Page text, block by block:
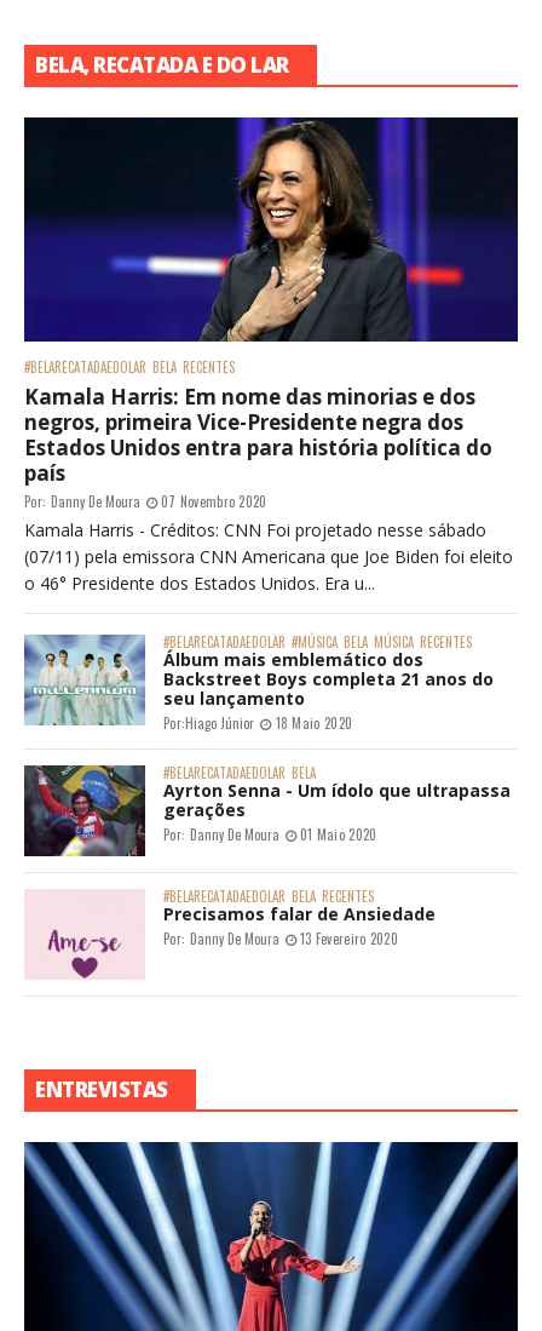
BELA, RECATADA E DO LAR
#BELARECATADAEDOLAR BELA RECENTES
Kamala Harris: Em nome das minorias e dos
negros, primeira Vice-Presidente negra dos
Estados Unidos entra para história política do
país
Por: Danny De Moura 07 Novembro 2020
Kamala Harris - Créditos: CNN Foi projetado nesse sábado
(07/11) pela emissora CNN Americana que Joe Biden foi eleito
o 46° Presidente dos Estados Unidos. Era u...
#BELARECATADAEDOLAR #MÚSICA BELA MÚSICA RECENTES
Álbum mais emblemático dos
Backstreet Boys completa 21 anos do
seu lançamento
Por:Hiago Júnior 18 Maio 2020
#BELARECATADAEDOLAR BELA
Ayrton Senna - Um ídolo que ultrapassa
gerações
Por: Danny De Moura 01 Maio 2020
#BELARECATADAEDOLAR BELA RECENTES
Precisamos falar de Ansiedade
Por: Danny De Moura 13 Fevereiro 2020
ENTREVISTAS